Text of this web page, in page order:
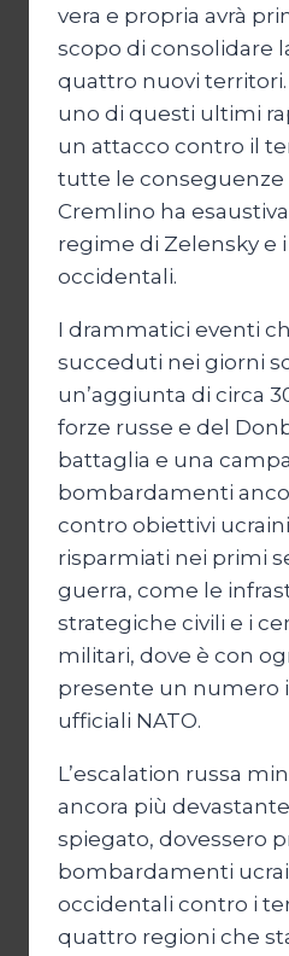
vera e propria avrà
scopo di consolidare
quattro nuovi
uno di questi ultimi
un attacco contro il
tutte le conseguenze
Cremlino ha
regime di Zelensky e
occidentali.
I drammatici eventi
succeduti nei giorni
un’aggiunta di circa
forze russe e del
battaglia e una
bombardamenti
contro obiettivi
risparmiati nei primi
guerra, come le
strategiche civili e i
militari, dove è con
presente un numero
ufficiali NATO.
L’escalation russa
ancora più
spiegato, dovessero
bombardamenti
occidentali contro i
quattro regioni che